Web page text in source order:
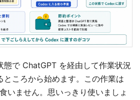
態で ChatGPT を経由して作業状況
ころから始めます。この作業は
いません。思いっきり使いましょ